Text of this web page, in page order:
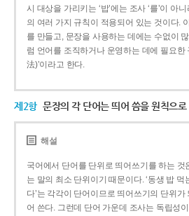
시 대상을 가리키는 ‘밥’에는 조사 ‘를’이 아
의 여러 가지 규칙이 적용되어 있는 것이다.
를 만들고, 문장을 사용하는 데에는 수없이
럼 언어를 조직하거나 운영하는 데에 필요한
法)’이라고 한다.
제2항 문장의 각 단어는 띄어 씀을 원칙으로
해설
국어에서 단어를 단위로 띄어쓰기를 하는 것
는 말의 최소 단위이기 때문이다. ‘동생 밥 먹는
다’는 각각이 단어이므로 띄어쓰기의 단위가
어 쓴다. 그런데 단어 가운데 조사는 독립성